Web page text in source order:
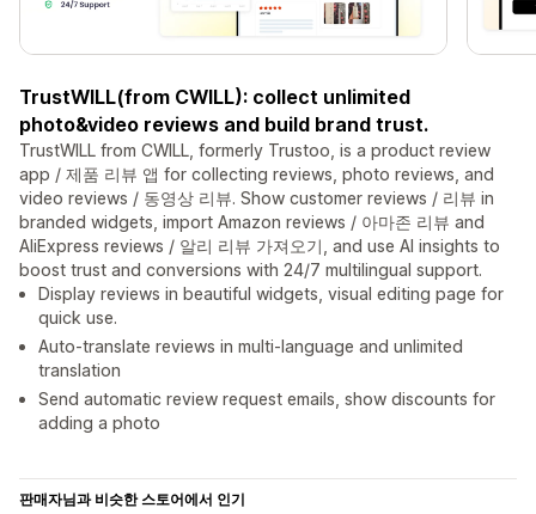
TrustWILL(from CWILL): collect unlimited
photo&video reviews and build brand trust.
TrustWILL from CWILL, formerly Trustoo, is a product review
app / 제품 리뷰 앱 for collecting reviews, photo reviews, and
video reviews / 동영상 리뷰. Show customer reviews / 리뷰 in
branded widgets, import Amazon reviews / 아마존 리뷰 and
AliExpress reviews / 알리 리뷰 가져오기, and use AI insights to
boost trust and conversions with 24/7 multilingual support.
Display reviews in beautiful widgets, visual editing page for
quick use.
Auto-translate reviews in multi-language and unlimited
translation
Send automatic review request emails, show discounts for
adding a photo
판매자님과 비슷한 스토어에서 인기